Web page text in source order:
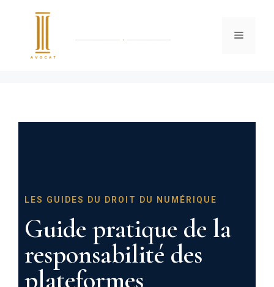
LES GUIDES DU DROIT DU NUMÉRIQUE
Guide pratique de la
responsabilité des
plateformes